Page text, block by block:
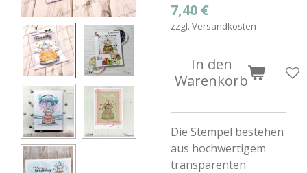
7,40 €
zzgl. Versandkosten
In den
Warenkorb
Die Stempel bestehen
aus hochwertigem
transparenten